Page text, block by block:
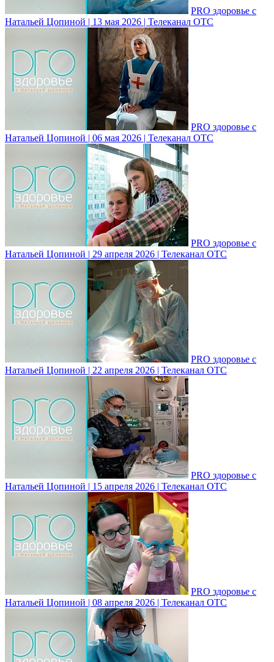
PRO здоровье с
Натальей Цопиной | 13 мая 2026 | Телеканал ОТС
PRO здоровье с
Натальей Цопиной | 06 мая 2026 | Телеканал ОТС
PRO здоровье с
Натальей Цопиной | 29 апреля 2026 | Телеканал ОТС
PRO здоровье с
Натальей Цопиной | 22 апреля 2026 | Телеканал ОТС
PRO здоровье с
Натальей Цопиной | 15 апреля 2026 | Телеканал ОТС
PRO здоровье с
Натальей Цопиной | 08 апреля 2026 | Телеканал ОТС